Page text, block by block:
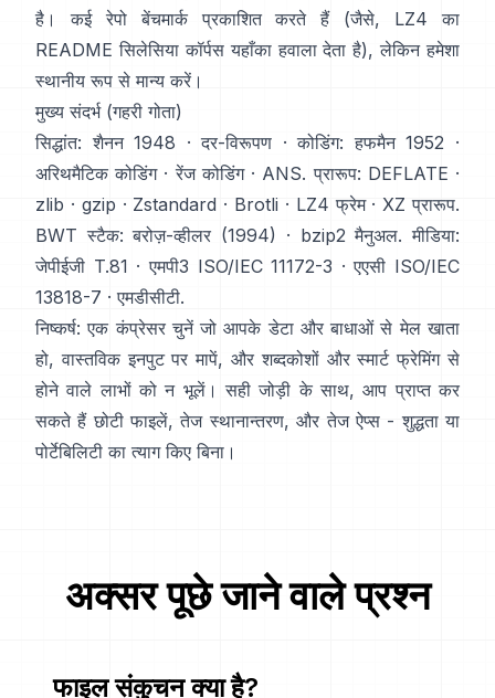
है। कई रेपो बेंचमार्क प्रकाशित करते हैं (जैसे, LZ4 का
README सिलेसिया कॉर्पस यहाँका हवाला देता है), लेकिन हमेशा
स्थानीय रूप से मान्य करें।
मुख्य संदर्भ (गहरी गोता)
सिद्धांत: शैनन 1948 · दर-विरूपण · कोडिंग: हफमैन 1952 ·
अरिथमैटिक कोडिंग · रेंज कोडिंग · ANS. प्रारूप: DEFLATE ·
zlib · gzip · Zstandard · Brotli · LZ4 फ्रेम · XZ प्रारूप.
BWT स्टैक: बरोज़-व्हीलर (1994) · bzip2 मैनुअल. मीडिया:
जेपीईजी T.81 · एमपी3 ISO/IEC 11172-3 · एएसी ISO/IEC
13818-7 · एमडीसीटी.
निष्कर्ष: एक कंप्रेसर चुनें जो आपके डेटा और बाधाओं से मेल खाता
हो, वास्तविक इनपुट पर मापें, और शब्दकोशों और स्मार्ट फ्रेमिंग से
होने वाले लाभों को न भूलें। सही जोड़ी के साथ, आप प्राप्त कर
सकते हैं छोटी फाइलें, तेज स्थानान्तरण, और तेज ऐप्स - शुद्धता या
पोर्टेबिलिटी का त्याग किए बिना।
अक्सर पूछे जाने वाले प्रश्न
फाइल संकुचन क्या है?